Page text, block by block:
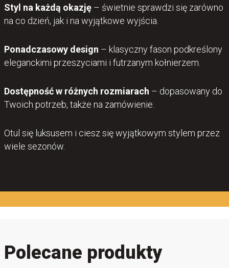
Styl na każdą okazję – świetnie sprawdzi się zarówno
na co dzień, jak i na wyjątkowe wyjścia.
Ponadczasowy design – klasyczny fason podkreślony
eleganckimi przeszyciami i futrzanym kołnierzem.
Dostępność w różnych rozmiarach – dopasowany do
Twoich potrzeb, także na zamówienie.
Otul się luksusem i ciesz się wyjątkowym stylem przez
wiele sezonów.
Polecane produkty